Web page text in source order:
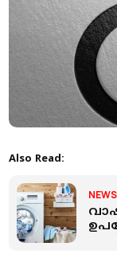
Also Read: